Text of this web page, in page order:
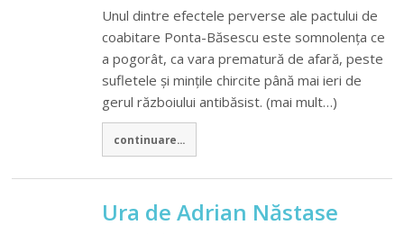
Unul dintre efectele perverse ale pactului de
coabitare Ponta-Băsescu este somnolența ce
a pogorât, ca vara prematură de afară, peste
sufletele și mințile chircite până mai ieri de
gerul războiului antibăsist. (mai mult…)
continuare...
Ura de Adrian Năstase